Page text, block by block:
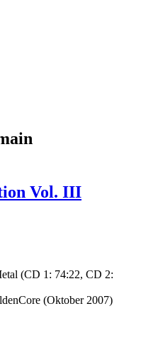
Vol. III
(CD 1: 74:22, CD 2:
(Oktober 2007)